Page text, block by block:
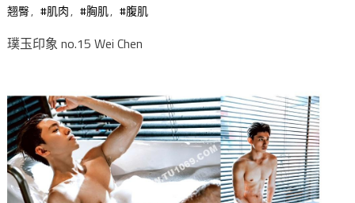
翘臀, #肌肉, #胸肌, #腹肌
璞玉印象 no.15 Wei Chen